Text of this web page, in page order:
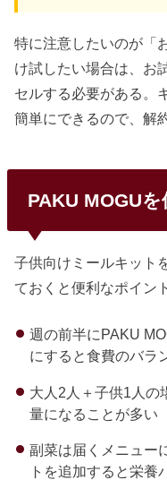
特に注意したいのが「
け試したい場合は、お
セルする必要がある。
簡単にできるので、解
PAKU MOGU
子供向けミールキット
ておくと便利なポイン
週の前半にPAKU
にすると食費のバラ
大人2人＋子供1人の
量になることが多い
副菜は届くメニュー
トを追加すると栄養